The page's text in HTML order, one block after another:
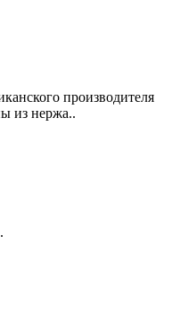
производителя
из нержа..